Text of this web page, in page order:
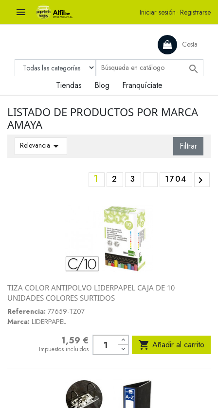
 Iniciar sesión · Registrarse
Cesta

Tiendas Blog Franquíciate
LISTADO DE PRODUCTOS POR MARCA
AMAYA
Relevancia  Filtrar
1 2 3 1704 
TIZA COLOR ANTIPOLVO LIDERPAPEL CAJA DE 10
UNIDADES COLORES SURTIDOS
Referencia: 77659-TZ07
Marca: LIDERPAPEL
1,59 €
Impuestos incluidos  Añadir al carrito